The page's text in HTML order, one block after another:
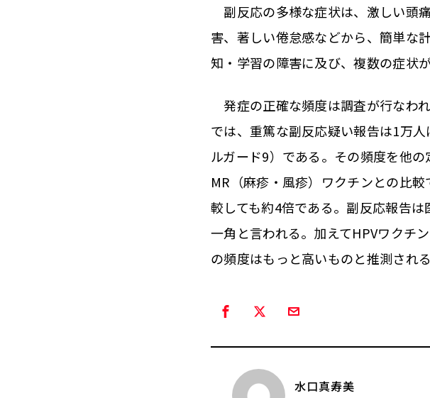
副反応の多様な症状は、激しい頭
害、著しい倦怠感などから、簡単な
知・学習の障害に及び、複数の症状
発症の正確な頻度は調査が行なわ
では、重篤な副反応疑い報告は1万
ルガード9）である。その頻度を他
MR（麻疹・風疹）ワクチンとの比
較しても約4倍である。副反応報告
一角と言われる。加えてHPVワクチ
の頻度はもっと高いものと推測される
水口真寿美